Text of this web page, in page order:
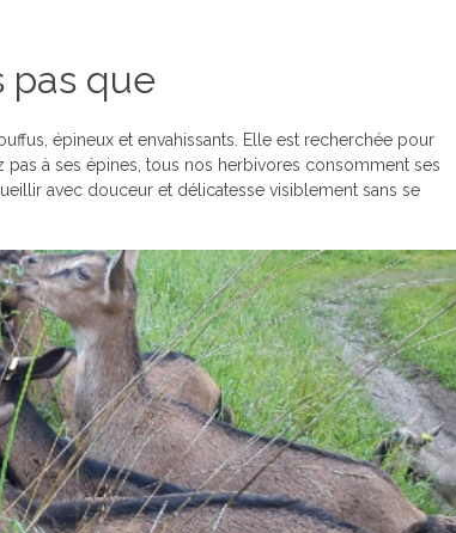
pas que
épineux et envahissants. Elle est recherchée pour
pas à ses épines, tous nos herbivores consomment ses
avec douceur et délicatesse visiblement sans se